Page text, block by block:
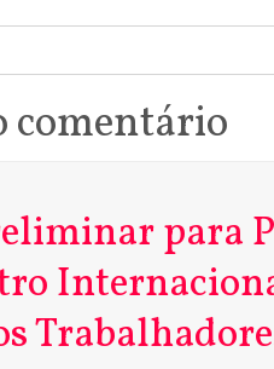
comentário
para